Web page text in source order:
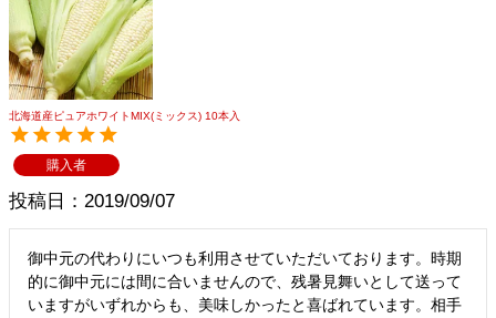
返品について
メルマガ登録
特定商取引法表示
北海道産ピュアホワイトMIX(ミックス) 10本入
購入者
投稿日 2019/09/07
御中元の代わりにいつも利用させていただいております。時期
的に御中元には間に合いませんので、残暑見舞いとして送って
いますがいずれからも、美味しかったと喜ばれています。相手